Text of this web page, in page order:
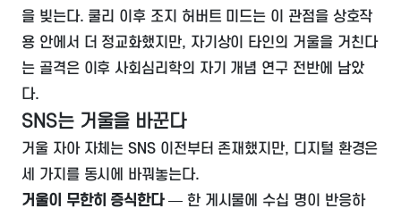
을 빚는다. 쿨리 이후 조지 허버트 미드는 이 관점을 상호작
용 안에서 더 정교화했지만, 자기상이 타인의 거울을 거친다
는 골격은 이후 사회심리학의 자기 개념 연구 전반에 남았
다.
SNS는 거울을 바꾼다
거울 자아 자체는 SNS 이전부터 존재했지만, 디지털 환경은
세 가지를 동시에 바꿔놓는다.
거울이 무한히 증식한다— 한 게시물에 수십 명이 반응하